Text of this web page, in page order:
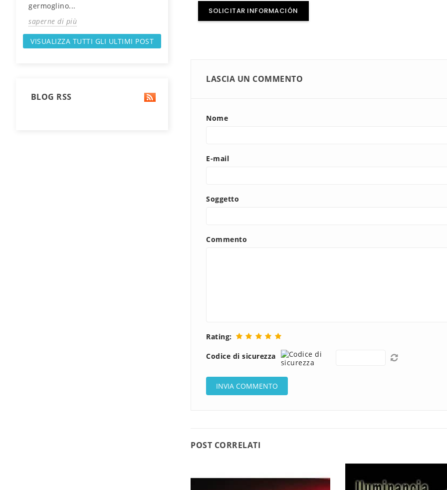
germoglino...
saperne di più
saperne di più
VISUALIZZA TUTTI GLI ULTIMI POST
BLOG RSS
SOLICITAR INFORMACIÓN
LASCIA UN COMMENTO
Nome
E-mail
Soggetto
Commento
Rating:
Codice di sicurezza
POST CORRELATI